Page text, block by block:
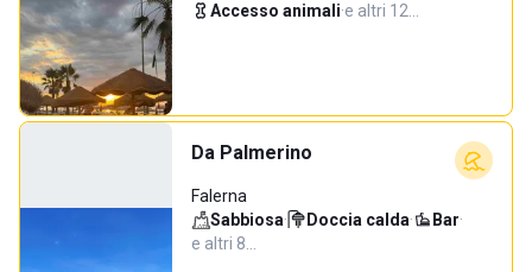
Accesso animali·e altri 12…
Da Palmerino
Falerna
Sabbiosa· Doccia calda· Bar·
e altri 8…